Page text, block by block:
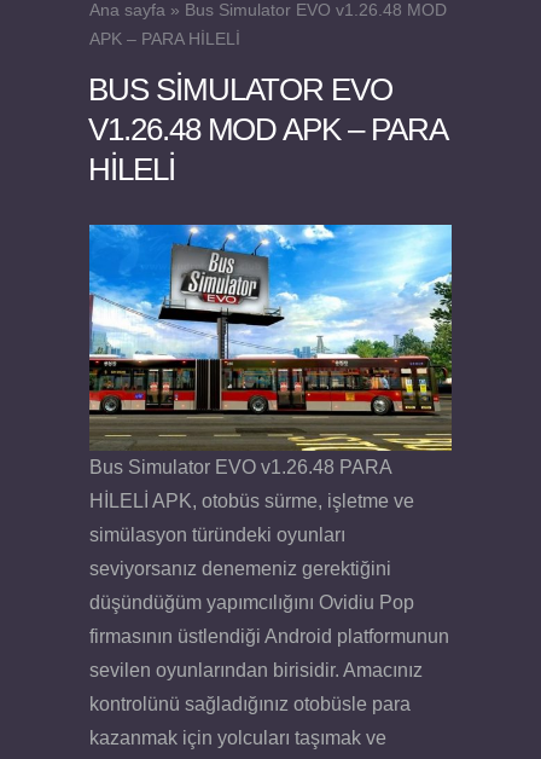
Felix the Reaper v1.25 FULL APK
Ana sayfa » Bus Simulator EVO v1.26.48 MOD
APK – PARA HİLELİ
BUS SIMULATOR EVO
V1.26.48 MOD APK – PARA
HİLELİ
Bus Simulator EVO v1.26.48 PARA
HİLELİ APK, otobüs sürme, işletme ve
simülasyon türündeki oyunları
seviyorsanız denemeniz gerektiğini
düşündüğüm yapımcılığını Ovidiu Pop
firmasının üstlendiği Android platformunun
sevilen oyunlarından birisidir. Amacınız
kontrolünü sağladığınız otobüsle para
kazanmak için yolcuları taşımak ve